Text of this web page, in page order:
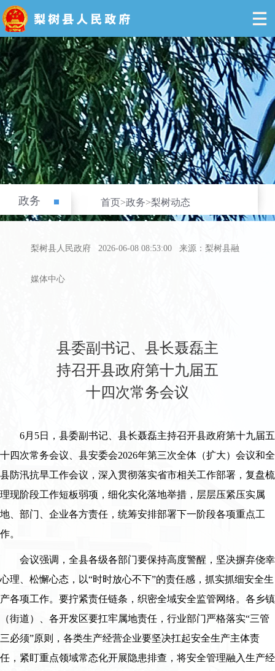
政务 首页>政务>梨树动态
梨树县人民政府 2026-06-08 08:53:00 来源：梨树县融
媒体中心
县委副书记、县长聂磊主
持召开县政府第十九届五
十四次常务会议
6月5日，县委副书记、县长聂磊主持召开县政府第十九届五
十四次常务会议、县安委会2026年第三次全体（扩大）会议和全
县防汛抗旱工作会议，深入贯彻落实省市相关工作部署，复盘梳
理现阶段工作短板弱项，细化实化落地举措，层层压紧压实属
地、部门、企业各方责任，统筹安排部署下一阶段各项重点工
作。
会议强调，全县各级各部门要保持高度警醒，坚决摒弃侥幸
心理、松懈心态，以“时时放心不下”的责任感，抓实抓细安全生
产各项工作。要拧紧责任链条，织密全域安全监管网络。各乡镇
（街道）、各开发区要扛牢属地责任，行业部门严格落实“三管
三必须”原则，各类生产经营企业要坚决扛起安全生产主体责
任，紧盯重点领域常态化开展隐患排查，将安全管理融入生产经